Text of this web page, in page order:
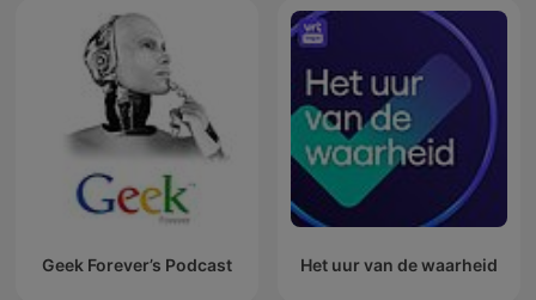
Geek Forever’s Podcast Het uur van de waarheid